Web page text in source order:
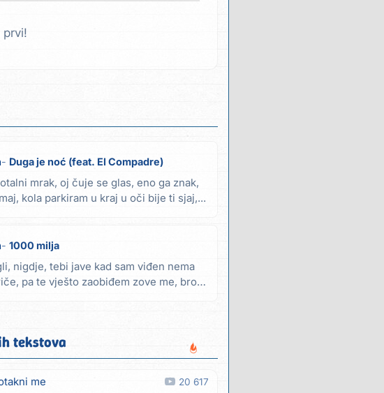
prvi!
Duga je noć (feat. El Compadre)
mrak, oj čuje se glas, eno ga znak,
kola parkiram u kraj u oči bije ti sjaj,...
1000 milja
nigdje, tebi jave kad sam viđen nema
pa te vješto zaobiđem zove me, broj
tekstova
me 20 617